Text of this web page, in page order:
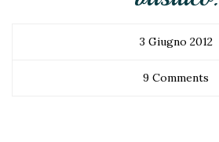
3 Giugno 2012
9 Comments